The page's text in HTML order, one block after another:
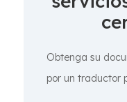
Obtenga su
por un traductor